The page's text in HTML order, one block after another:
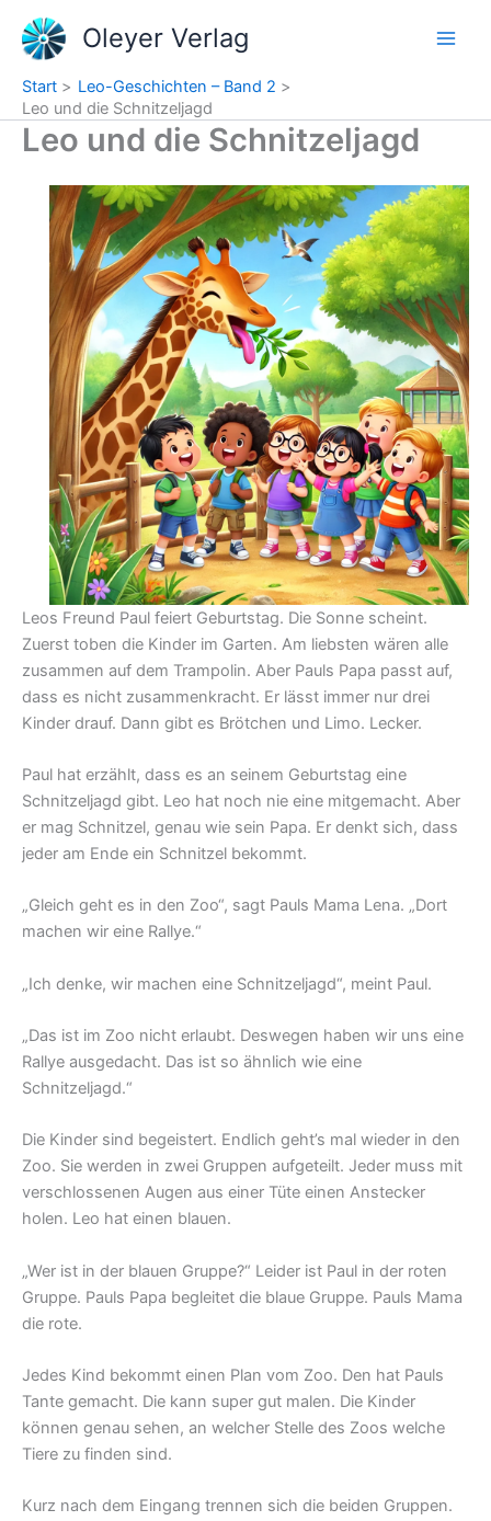
Inhalt
springen
Oleyer Verlag
Start
Leo-Geschichten – Band 2
Leo und die Schnitzeljagd
Leo und die Schnitzeljagd
Leos Freund Paul feiert Geburtstag. Die Sonne scheint.
Zuerst toben die Kinder im Garten. Am liebsten wären alle
zusammen auf dem Trampolin. Aber Pauls Papa passt auf,
dass es nicht zusammenkracht. Er lässt immer nur drei
Kinder drauf. Dann gibt es Brötchen und Limo. Lecker.
Paul hat erzählt, dass es an seinem Geburtstag eine
Schnitzeljagd gibt. Leo hat noch nie eine mitgemacht. Aber
er mag Schnitzel, genau wie sein Papa. Er denkt sich, dass
jeder am Ende ein Schnitzel bekommt.
„Gleich geht es in den Zoo“, sagt Pauls Mama Lena. „Dort
machen wir eine Rallye.“
„Ich denke, wir machen eine Schnitzeljagd“, meint Paul.
„Das ist im Zoo nicht erlaubt. Deswegen haben wir uns eine
Rallye ausgedacht. Das ist so ähnlich wie eine
Schnitzeljagd.“
Die Kinder sind begeistert. Endlich geht’s mal wieder in den
Zoo. Sie werden in zwei Gruppen aufgeteilt. Jeder muss mit
verschlossenen Augen aus einer Tüte einen Anstecker
holen. Leo hat einen blauen.
„Wer ist in der blauen Gruppe?“ Leider ist Paul in der roten
Gruppe. Pauls Papa begleitet die blaue Gruppe. Pauls Mama
die rote.
Jedes Kind bekommt einen Plan vom Zoo. Den hat Pauls
Tante gemacht. Die kann super gut malen. Die Kinder
können genau sehen, an welcher Stelle des Zoos welche
Tiere zu finden sind.
Kurz nach dem Eingang trennen sich die beiden Gruppen.